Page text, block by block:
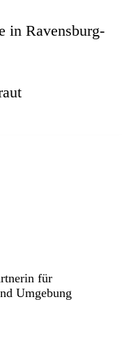
in Ravensburg-
für
Umgebung